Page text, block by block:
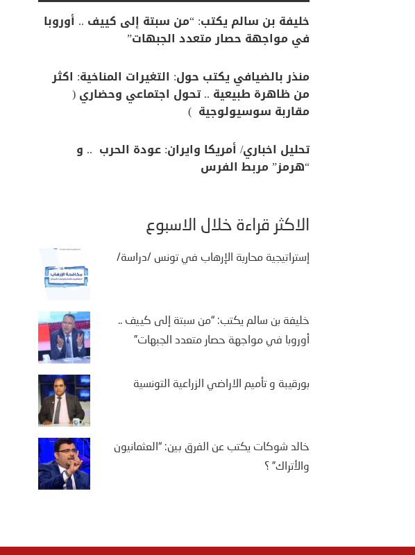
خليفة بن سالم يكتب: “من سبتة إلى كييف .. أوروبا
في مواجهة حصار متعدد الجبهات”
منذر بالضيافي يكتب حول: التغيرات المناخية: اكثر
من ظاهرة طبيعية .. تحول اجتماعي وحضاري (
مقاربة سوسيولوجية )
تحليل اخباري/ أمريكا وايران: عودة الحرب .. و
“هرمز” مربط الفرس
الأكثر قراءة خلال الأسبوع
إستراتيجية محاربة الإرهاب في تونس /دراسة/
خليفة بن سالم يكتب: “من سبتة إلى كييف ..
أوروبا في مواجهة حصار متعدد الجبهات”
بورقيبة و تأميم الاراضي الزراعية التونسية
خالد شوكات يكتب عن الفرق بين: “العثمانيون
والأتراك” ؟